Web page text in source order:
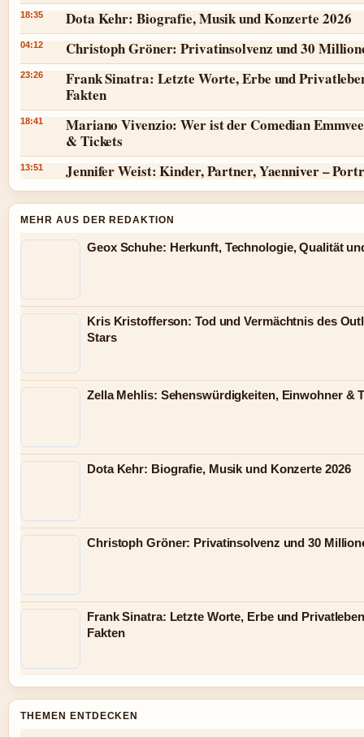
18:35 Dota Kehr: Biografie, Musik und Konzerte 2026
04:12 Christoph Gröner: Privatinsolvenz und 30
23:26
Frank Sinatra: Letzte Worte, Erbe und
Fakten
18:41
Mariano Vivenzio: Wer ist der Comedian
& Tickets
13:51 Jennifer Weist: Kinder, Partner, Yaenniver –
MEHR AUS DER REDAKTION
Geox Schuhe: Herkunft, Technologie, Qualität
Kris Kristofferson: Tod und Vermächtnis des
Stars
Zella Mehlis: Sehenswürdigkeiten, Einwohner &
Dota Kehr: Biografie, Musik und Konzerte 2026
Christoph Gröner: Privatinsolvenz und 30
Frank Sinatra: Letzte Worte, Erbe und
Fakten
THEMEN ENTDECKEN